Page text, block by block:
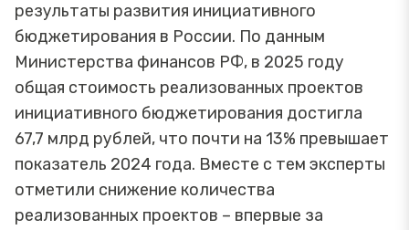
результаты развития инициативного
бюджетирования в России. По данным
Министерства финансов РФ, в 2025 году
общая стоимость реализованных проектов
инициативного бюджетирования достигла
67,7 млрд рублей, что почти на 13% превышает
показатель 2024 года. Вместе с тем эксперты
отметили снижение количества
реализованных проектов – впервые за